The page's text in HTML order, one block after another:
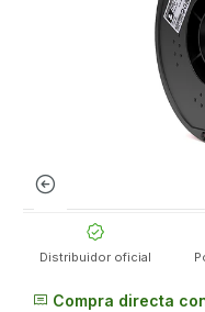
Distribuidor oficial
Compra directa